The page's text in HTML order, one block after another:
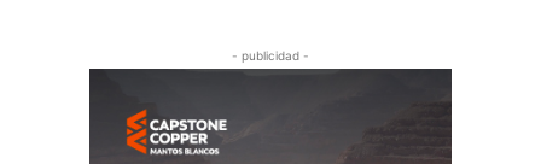
- publicidad -